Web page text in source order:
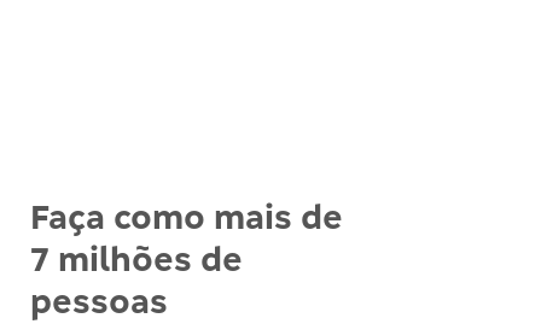
Faça como mais de
7 milhões de
pessoas